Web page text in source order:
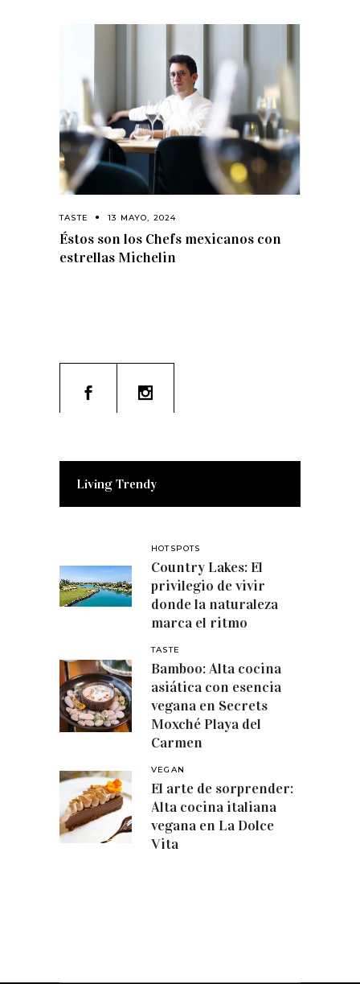
TASTE 13 MAYO, 2024
Éstos son los Chefs mexicanos con
estrellas Michelin
Living Trendy
HOTSPOTS
Country Lakes: El
privilegio de vivir
donde la naturaleza
marca el ritmo
TASTE
Bamboo: Alta cocina
asiática con esencia
vegana en Secrets
Moxché Playa del
Carmen
VEGAN
El arte de sorprender:
Alta cocina italiana
vegana en La Dolce
Vita